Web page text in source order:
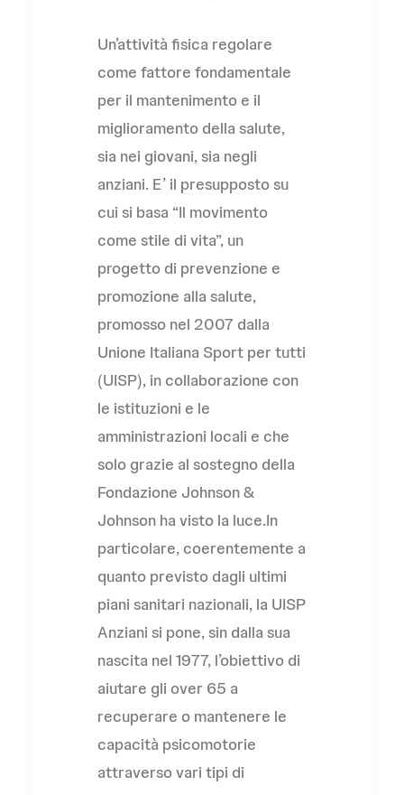
Un’attività fisica regolare
come fattore fondamentale
per il mantenimento e il
miglioramento della salute,
sia nei giovani, sia negli
anziani. E’ il presupposto su
cui si basa “Il movimento
come stile di vita”, un
progetto di prevenzione e
promozione alla salute,
promosso nel 2007 dalla
Unione Italiana Sport per tutti
(UISP), in collaborazione con
le istituzioni e le
amministrazioni locali e che
solo grazie al sostegno della
Fondazione Johnson &
Johnson ha visto la luce.In
particolare, coerentemente a
quanto previsto dagli ultimi
piani sanitari nazionali, la UISP
Anziani si pone, sin dalla sua
nascita nel 1977, l’obiettivo di
aiutare gli over 65 a
recuperare o mantenere le
capacità psicomotorie
attraverso vari tipi di